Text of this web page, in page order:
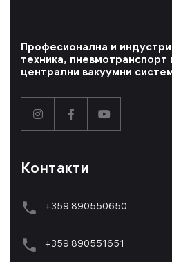
Професионална и
техника, пневмотранспорт
централни вакуумни
Контакти
+359 890550650
+359 890551651